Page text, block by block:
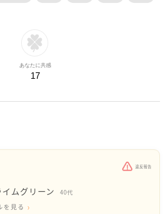
あなたに共感
17
違反報告
イムグリーン 40代
を見る